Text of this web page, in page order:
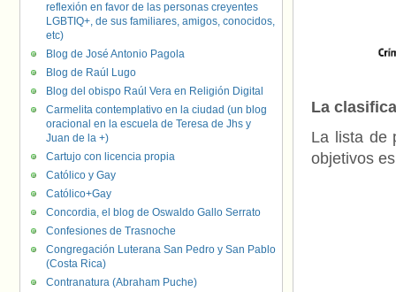
La
La lista de
objetivos
reflexión en favor de las personas creyentes
LGBTIQ+, de sus familiares, amigos, conocidos,
etc)
Blog de José Antonio Pagola
Blog de Raúl Lugo
Blog del obispo Raúl Vera en Religión Digital
Carmelita contemplativo en la ciudad (un blog
oracional en la escuela de Teresa de Jhs y
Juan de la +)
Cartujo con licencia propia
Católico y Gay
Católico+Gay
Concordia, el blog de Oswaldo Gallo Serrato
Confesiones de Trasnoche
Congregación Luterana San Pedro y San Pablo
(Costa Rica)
Contranatura (Abraham Puche)